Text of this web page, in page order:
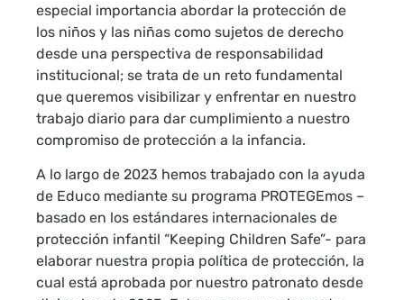
especial importancia abordar la protección de
los niños y las niñas como sujetos de derecho
desde una perspectiva de responsabilidad
institucional; se trata de un reto fundamental
que queremos visibilizar y enfrentar en nuestro
trabajo diario para dar cumplimiento a nuestro
compromiso de protección a la infancia.
A lo largo de 2023 hemos trabajado con la ayuda
de Educo mediante su programa PROTEGEmos –
basado en los estándares internacionales de
protección infantil “Keeping Children Safe”- para
elaborar nuestra propia política de protección, la
cual está aprobada por nuestro patronato desde